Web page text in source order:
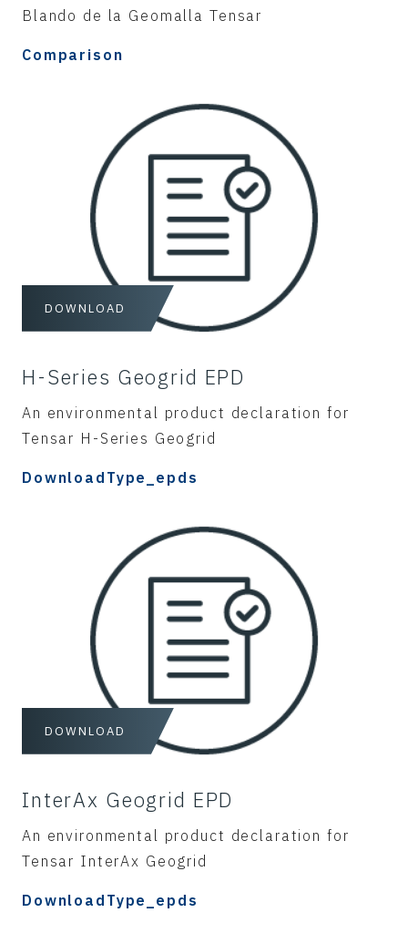
Blando de la Geomalla Tensar
Comparison
DOWNLOAD
H-Series Geogrid EPD
An environmental product declaration for
Tensar H-Series Geogrid
DownloadType_epds
DOWNLOAD
InterAx Geogrid EPD
An environmental product declaration for
Tensar InterAx Geogrid
DownloadType_epds